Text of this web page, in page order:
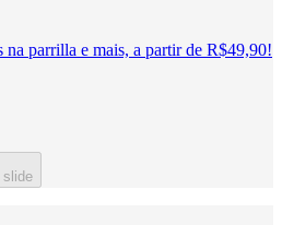
na parrilla e mais, a partir de R$49,90!
slide